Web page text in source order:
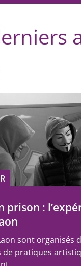
prison :
sont organisés
de pratiques